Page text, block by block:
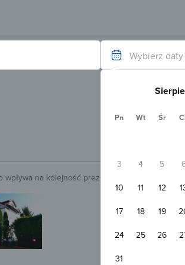
Wybierz daty
Pn Wt Śr
3
4 5
10
11 12
17
18 19
24
25 26
31
wpływa na kolejność prezentowanych obiektów.
Wynajem
Darmowy